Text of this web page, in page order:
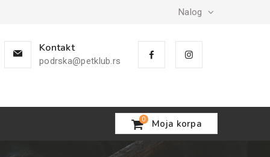
Nalog
Kontakt
podrska@petklub.rs
Moja korpa
0